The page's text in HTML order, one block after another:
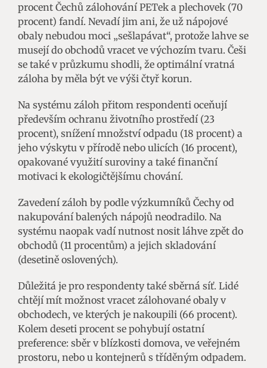
procent Čechů zálohování PETek a plechovek (70
procent) fandí. Nevadí jim ani, že už nápojové
obaly nebudou moci „sešlapávat“, protože lahve se
musejí do obchodů vracet ve výchozím tvaru. Češi
se také v průzkumu shodli, že optimální vratná
záloha by měla být ve výši čtyř korun.
Na systému záloh přitom respondenti oceňují
především ochranu životního prostředí (23
procent), snížení množství odpadu (18 procent) a
jeho výskytu v přírodě nebo ulicích (16 procent),
opakované využití suroviny a také finanční
motivaci k ekologičtějšímu chování.
Zavedení záloh by podle výzkumníků Čechy od
nakupování balených nápojů neodradilo. Na
systému naopak vadí nutnost nosit láhve zpět do
obchodů (11 procentům) a jejich skladování
(desetině oslovených).
Důležitá je pro respondenty také sběrná síť. Lidé
chtějí mít možnost vracet zálohované obaly v
obchodech, ve kterých je nakoupili (66 procent).
Kolem deseti procent se pohybují ostatní
preference: sběr v blízkosti domova, ve veřejném
prostoru, nebo u kontejnerů s tříděným odpadem.